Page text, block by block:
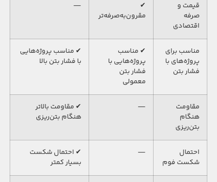
قیمت و
صرفه
اقتصادی
✔
مقرون‌به‌صرفه‌تر
—
مناسب برای
پروژه‌های با
فشار بتن
✔ مناسب
پروژه‌هایی با
فشار بتن
معمولی
✔ مناسب پروژه‌هایی
با فشار بتن بالا
مقاومت
هنگام
بتن‌ریزی
—
✔ مقاومت بالاتر
هنگام بتن‌ریزی
احتمال
شکست فوم
—
✔ احتمال شکست
بسیار کمتر